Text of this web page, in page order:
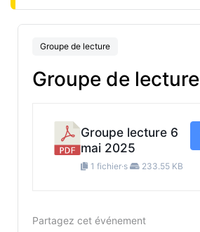
Groupe de lecture
Groupe de lecture
Groupe lecture 6
mai 2025
1 fichier·s 233.55 KB
Partagez cet événement